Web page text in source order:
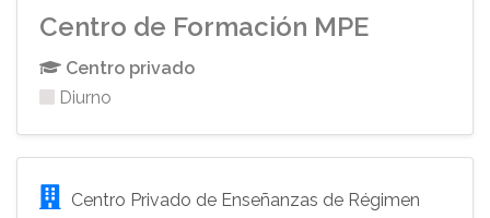
Centro de Formación MPE
Centro privado
Diurno
Centro Privado de Enseñanzas de Régimen